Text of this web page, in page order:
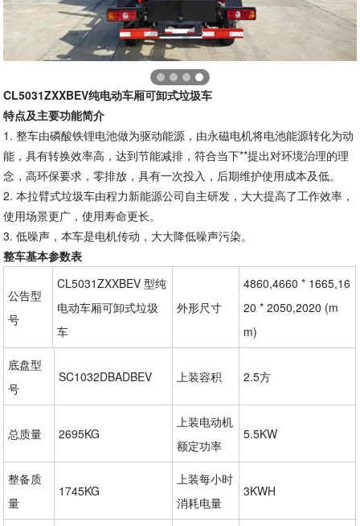
CL5031ZXXBEV纯电动车厢可卸式垃圾车
特点及主要功能简介
1.整车由磷酸铁锂电池做为驱动能源，由永磁电机将电池能源转化为动
能，具有转换效率高，达到节能减排，符合当下**提出对环境治理的理
念，高环保要求，零排放，具有一次投入，后期维护使用成本及低。
2.本拉臂式垃圾车由程力新能源公司自主研发，大大提高了工作效率，
使用场景更广，使用寿命更长。
3.低噪声，本车是电机传动，大大降低噪声污染。
整车基本参数表
公告型
号
CL5031ZXXBEV 型纯
电动车厢可卸式垃圾
车
外形尺寸
4860,4660 * 1665,16
20 * 2050,2020 (m
m)
底盘型
号
SC1032DBADBEV 上装容积 2.5方
总质量 2695KG
上装电动机
额定功率
5.5KW
整备质
量
1745KG
上装每小时
消耗电量
3KWH